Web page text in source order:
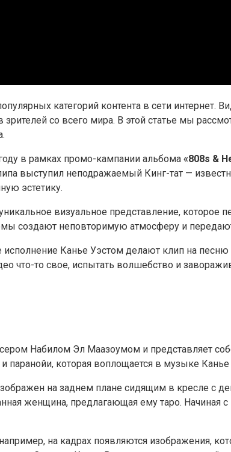
категорий контента в сети
со всего мира. В этой статье мы
в рамках промо-кампании альбома «808s &
выступил неподражаемый Кинг-тат —
эстетику.
визуальное представление, которое
создают неповторимую атмосферу и
исполнение Канье Уэстом делают клип на песню
что-то свое, испытать волшебство и
Набилом Эл Маазоумом и представляет
паранойи, которая воплощается в музыке Канье
на заднем плане сидящим в кресле с
женщина, предлагающая ему таро.
на кадрах появляются изображения,